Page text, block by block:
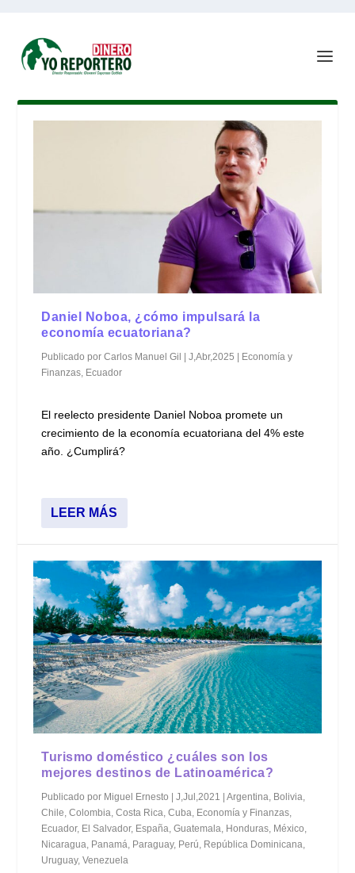
Daniel Noboa, ¿cómo impulsará la
economía ecuatoriana?
Publicado porCarlos Manuel Gil |J,Abr,2025 | Economía y
Finanzas Ecuador
El reelecto presidente Daniel Noboa promete un
crecimiento de la economía ecuatoriana del 4% este
año. ¿Cumplirá?
LEER MÁS
Turismo doméstico ¿cuáles son los
mejores destinos de Latinoamérica?
Publicado por Miguel Ernesto |J,Jul,2021 |Argentina Bolivia
Chile ,Colombia ,Costa Rica ,Cuba Economía y Finanzas
Ecuador, El Salvador, España ,Guatemala Honduras México
Nicaragua Panamá Paraguay, Perú República Dominicana
Uruguay,Venezuela